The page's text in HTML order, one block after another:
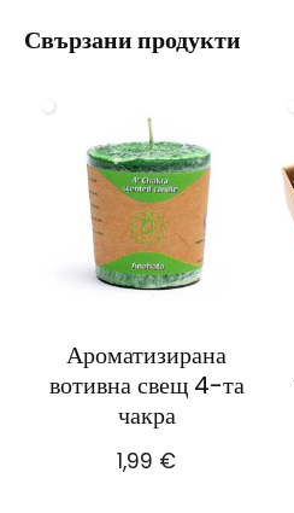
Свързани продукти
Ароматизирана
вотивна свещ 4-та
чакра
1,99 €